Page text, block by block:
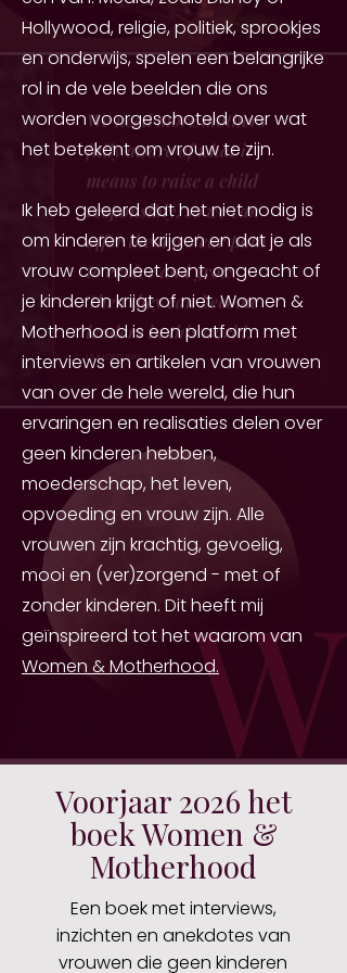
Hollywood, religie, politiek, sprookjes
en onderwijs, spelen een belangrijke
rol in de vele beelden die ons
worden voorgeschoteld over wat
het betekent om vrouw te zijn.
Ik heb geleerd dat het niet nodig is
om kinderen te krijgen en dat je als
vrouw compleet bent, ongeacht of
je kinderen krijgt of niet. Women &
Motherhood is een platform met
interviews en artikelen van vrouwen
van over de hele wereld, die hun
ervaringen en realisaties delen over
geen kinderen hebben,
moederschap, het leven,
opvoeding en vrouw zijn. Alle
vrouwen zijn krachtig, gevoelig,
mooi en (ver)zorgend - met of
zonder kinderen. Dit heeft mij
geïnspireerd tot het waarom van
Women & Motherhood.
Voorjaar 2026 het
boek Women &
Motherhood
Een boek met interviews,
inzichten en anekdotes van
vrouwen die geen kinderen